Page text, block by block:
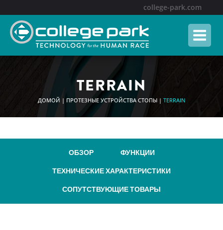
content
college-park.com
TERRAIN
ДОМОЙ | ПРОТЕЗНЫЕ УСТРОЙСТВА СТОПЫ | TERRAIN
ОБЗОР
ФУНКЦИИ
ТЕХНИЧЕСКИЕ ХАРАКТЕРИСТИКИ
СОПУТСТВУЮЩИЕ ТОВАРЫ